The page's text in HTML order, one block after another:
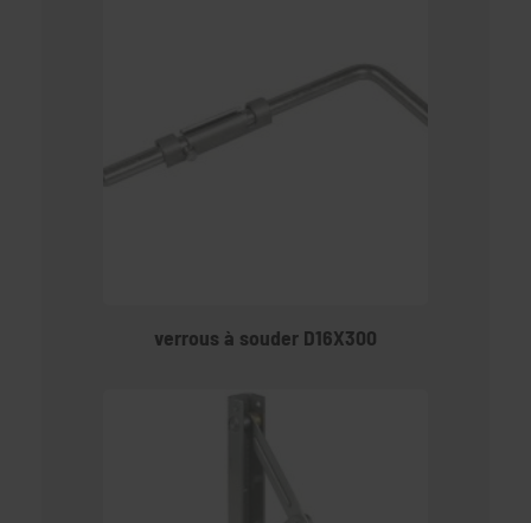
verrous à souder D16X300